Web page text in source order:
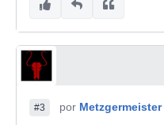
#3 por Metzgermeister